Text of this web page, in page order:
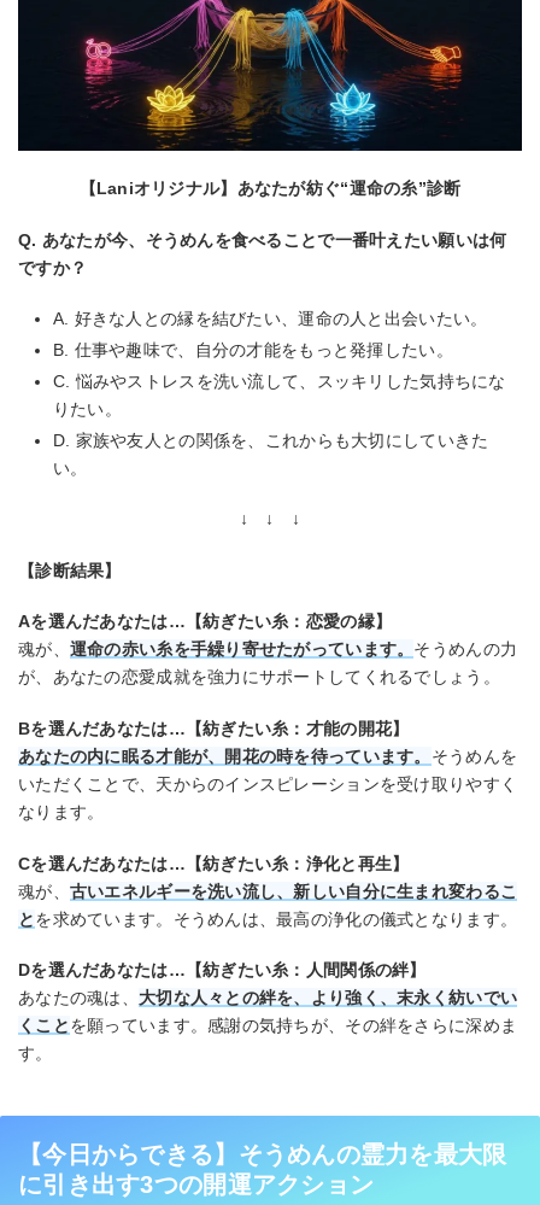
【Laniオリジナル】あなたが紡ぐ“運命の糸”診断
Q. あなたが今、そうめんを食べることで一番叶えたい願いは何
ですか？
A. 好きな人との縁を結びたい、運命の人と出会いたい。
B. 仕事や趣味で、自分の才能をもっと発揮したい。
C. 悩みやストレスを洗い流して、スッキリした気持ちにな
りたい。
D. 家族や友人との関係を、これからも大切にしていきた
い。
↓ ↓ ↓
【診断結果】
Aを選んだあなたは…【紡ぎたい糸：恋愛の縁】
魂が、 運命の赤い糸を手繰り寄せたがっています。 そうめんの力
が、あなたの恋愛成就を強力にサポートしてくれるでしょう。
Bを選んだあなたは…【紡ぎたい糸：才能の開花】
あなたの内に眠る才能が、開花の時を待っています。 そうめんを
いただくことで、天からのインスピレーションを受け取りやすく
なります。
Cを選んだあなたは…【紡ぎたい糸：浄化と再生】
魂が、 古いエネルギーを洗い流し、新しい自分に生まれ変わるこ
とを求めています。そうめんは、最高の浄化の儀式となります。
Dを選んだあなたは…【紡ぎたい糸：人間関係の絆】
あなたの魂は、 大切な人々との絆を、より強く、末永く紡いでい
くことを願っています。感謝の気持ちが、その絆をさらに深めま
す。
【今日からできる】そうめんの霊力を最大限
に引き出す3つの開運アクション